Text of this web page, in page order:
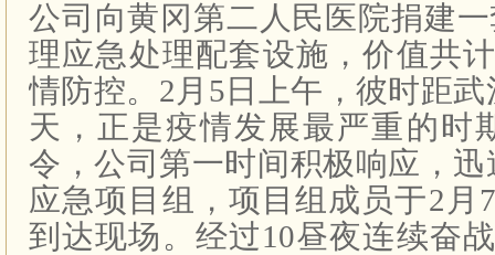
公司向黄冈第二人民医院捐建
理应急处理配套设施，价值共
情防控。 2 月 5 日上午，彼时距
天，正是疫情发展最严重的时
令，公司第一时间积极响应，
应急项目组，项目组成员于2 月 7
到达现场。经过10昼夜连续奋